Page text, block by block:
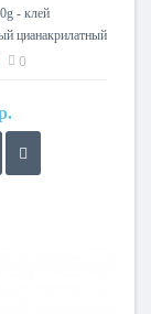
- клей
цианакрилатный
0